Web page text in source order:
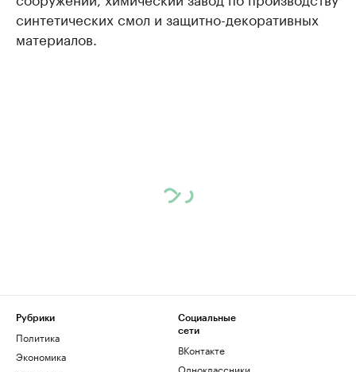
синтетических смол и защитно-декоративных
материалов.
Рубрики
Политика
Экономика
Социальные
сети
ВКонтакте
Одноклассники